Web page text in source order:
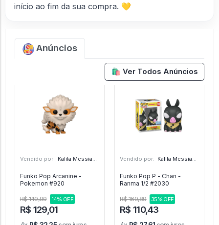
início ao fim da sua compra. 💛
Anúncios
🛍️ Ver Todos Anúncios
Vendido por: Kalila Messias - SP
Funko Pop Arcanine -
Pokemon #920
R$ 149,99 14% OFF
R$ 129,01
Vendido por: Kalila Messias - SP
Funko Pop P - Chan -
Ranma 1/2 #2030
R$ 169,89 35% OFF
R$ 110,43